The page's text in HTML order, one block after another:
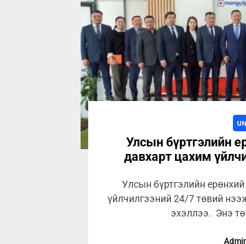
Улсын бүртгэлийн
давхарт цахим
Улсын бүртгэлийн
үйлчилгээний 24/7 төвий
эхэллээ. Энэ